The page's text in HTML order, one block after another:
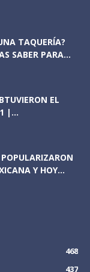
TAQUERÍA?
SABER PARA...
EL
|...
Y HOY...
468
437